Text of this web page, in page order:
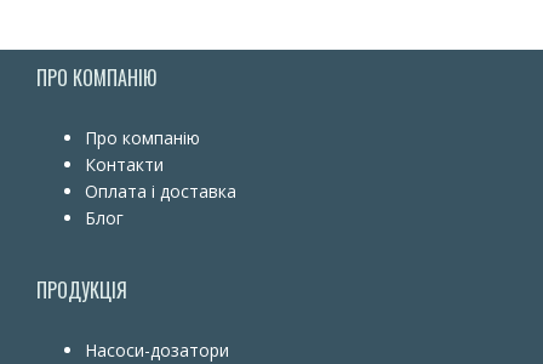
ПРО КОМПАНІЮ
Про компанію
Контакти
Оплата і доставка
Блог
ПРОДУКЦІЯ
Насоси-дозатори